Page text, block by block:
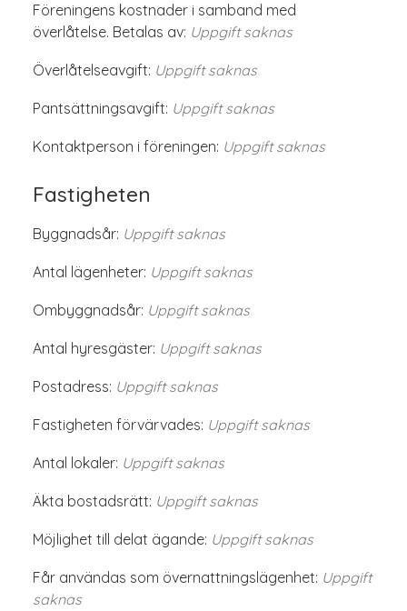
Föreningens kostnader i samband med
överlåtelse. Betalas av: Uppgift saknas
Överlåtelseavgift: Uppgift saknas
Pantsättningsavgift: Uppgift saknas
Kontaktperson i föreningen: Uppgift saknas
Fastigheten
Byggnadsår: Uppgift saknas
Antal lägenheter: Uppgift saknas
Ombyggnadsår: Uppgift saknas
Antal hyresgäster: Uppgift saknas
Postadress: Uppgift saknas
Fastigheten förvärvades: Uppgift saknas
Antal lokaler: Uppgift saknas
Äkta bostadsrätt: Uppgift saknas
Möjlighet till delat ägande: Uppgift saknas
Får användas som övernattningslägenhet: Uppgift
saknas